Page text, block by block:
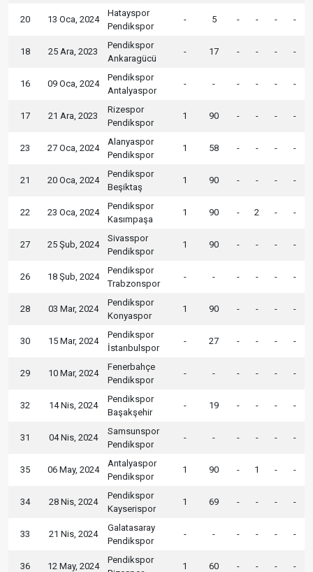
20 13 Oca, 2024
Hatayspor
Pendikspor
- 5 - - - -
18 25 Ara, 2023
Pendikspor
Ankaragücü
- 17 - - - -
16 09 Oca, 2024
Pendikspor
Antalyaspor
- - - - - -
17 21 Ara, 2023
Rizespor
Pendikspor
1 90 - - - -
23 27 Oca, 2024
Alanyaspor
Pendikspor
1 58 - - - -
21 20 Oca, 2024
Pendikspor
Beşiktaş
1 90 - - - -
22 23 Oca, 2024
Pendikspor
Kasımpaşa
1 90 - 2 - -
27 25 Şub, 2024
Sivasspor
Pendikspor
1 90 - - - -
26 18 Şub, 2024
Pendikspor
Trabzonspor
- - - - - -
28 03 Mar, 2024
Pendikspor
Konyaspor
1 90 - - - -
30 15 Mar, 2024
Pendikspor
İstanbulspor
- 27 - - - -
29 10 Mar, 2024
Fenerbahçe
Pendikspor
- - - - - -
32 14 Nis, 2024
Pendikspor
Başakşehir
- 19 - - - -
31 04 Nis, 2024
Samsunspor
Pendikspor
- - - - - -
35 06 May, 2024
Antalyaspor
Pendikspor
1 90 - 1 - -
34 28 Nis, 2024
Pendikspor
Kayserispor
1 69 - - - -
33 21 Nis, 2024
Galatasaray
Pendikspor
- - - - - -
36 12 May, 2024
Pendikspor
1 60 - - - -